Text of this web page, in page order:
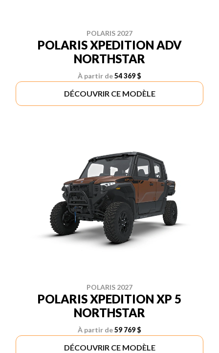
POLARIS 2027
POLARIS XPEDITION ADV
NORTHSTAR
À partir de54 369 $
DÉCOUVRIR CE MODÈLE
POLARIS 2027
POLARIS XPEDITION XP 5
NORTHSTAR
À partir de59 769 $
DÉCOUVRIR CE MODÈLE